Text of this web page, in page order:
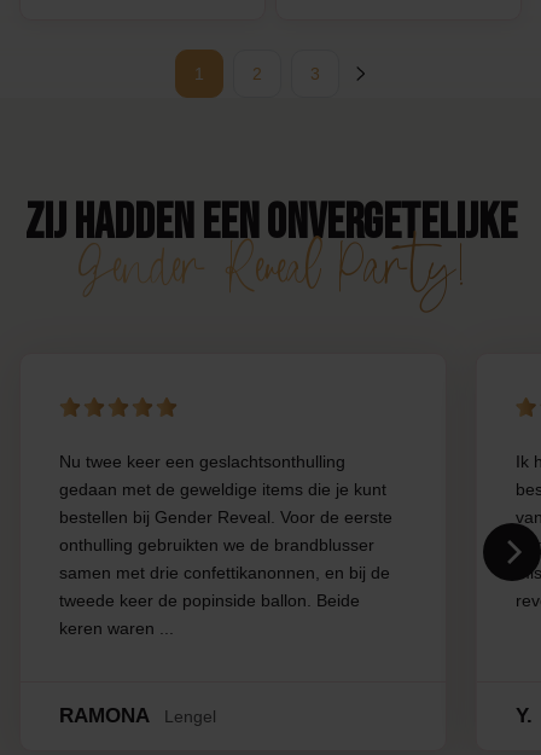
1 2 3
Zij hadden een onvergetelijke
Gender Reveal Party!
Nu twee keer een geslachtsonthulling
gedaan met de geweldige items die je kunt
bestellen bij Gender Reveal. Voor de eerste
onthulling gebruikten we de brandblusser
samen met drie confettikanonnen, en bij de
tweede keer de popinside ballon. Beide
keren waren ...
RAMONA Lengel
Ik
Y.